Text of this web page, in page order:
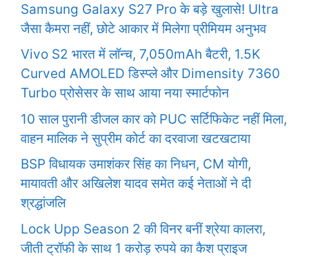
Samsung Galaxy S27 Pro के बड़े खुलासे! Ultra
जैसा कैमरा नहीं, छोटे आकार में मिलेगा प्रीमियम अनुभव
Vivo S2 भारत में लॉन्च, 7,050mAh बैटरी, 1.5K
Curved AMOLED डिस्प्ले और Dimensity 7360
Turbo प्रोसेसर के साथ आया नया स्मार्टफोन
10 साल पुरानी डीजल कार को PUC सर्टिफिकेट नहीं मिला,
वाहन मालिक ने सुप्रीम कोर्ट का दरवाजा खटखटाया
BSP विधायक उमाशंकर सिंह का निधन, CM योगी,
मायावती और अखिलेश यादव समेत कई नेताओं ने दी
श्रद्धांजलि
Lock Upp Season 2 की विनर बनीं श्रेया कालरा,
जीती ट्रॉफी के साथ 1 करोड़ रुपये का कैश प्राइज